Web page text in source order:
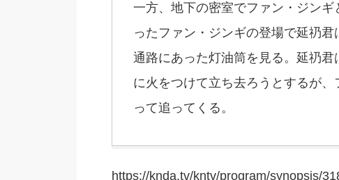
一方、地下の密室でファン・ジン
ったファン・ジンギの登場で延礽
通路にあった灯油筒を見る。延礽
に火をつけて立ち去ろうとするが
って追ってくる。
https://knda.tv/kntv/program/synopsis/